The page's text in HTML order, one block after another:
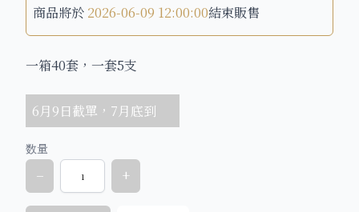
商品將於 2026-06-09 12:00:00結束販售
一箱40套，一套5支
6月9日截單，7月底到
数量
− +